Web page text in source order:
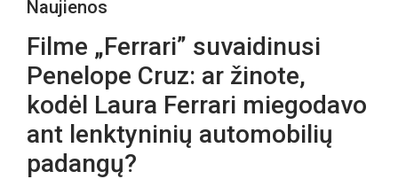
Naujienos
Filme „Ferrari” suvaidinusi
Penelope Cruz: ar žinote,
kodėl Laura Ferrari miegodavo
ant lenktyninių automobilių
padangų?